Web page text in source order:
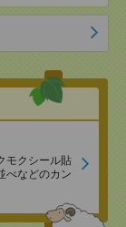
モクシール貼
べなどのカン